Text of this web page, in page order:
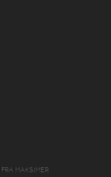
FRA MAKSIMER